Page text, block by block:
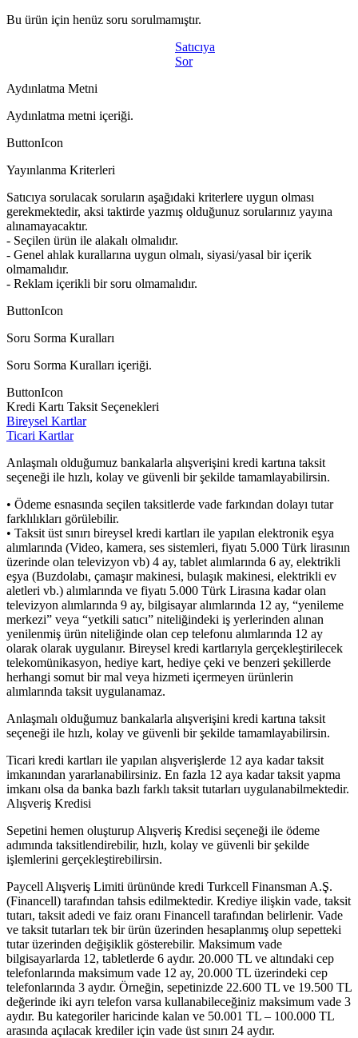
Bu ürün için henüz soru sorulmamıştır.
Satıcıya
Sor
Aydınlatma Metni
Aydınlatma metni içeriği.
ButtonIcon
Yayınlanma Kriterleri
Satıcıya sorulacak soruların aşağıdaki kriterlere uygun olması
gerekmektedir, aksi taktirde yazmış olduğunuz sorularınız yayına
alınamayacaktır.
- Seçilen ürün ile alakalı olmalıdır.
- Genel ahlak kurallarına uygun olmalı, siyasi/yasal bir içerik
olmamalıdır.
- Reklam içerikli bir soru olmamalıdır.
ButtonIcon
Soru Sorma Kuralları
Soru Sorma Kuralları içeriği.
ButtonIcon
Kredi Kartı Taksit Seçenekleri
Bireysel Kartlar
Ticari Kartlar
Anlaşmalı olduğumuz bankalarla alışverişini kredi kartına taksit
seçeneği ile hızlı, kolay ve güvenli bir şekilde tamamlayabilirsin.
• Ödeme esnasında seçilen taksitlerde vade farkından dolayı tutar
farklılıkları görülebilir.
• Taksit üst sınırı bireysel kredi kartları ile yapılan elektronik eşya
alımlarında (Video, kamera, ses sistemleri, fiyatı 5.000 Türk lirasının
üzerinde olan televizyon vb) 4 ay, tablet alımlarında 6 ay, elektrikli
eşya (Buzdolabı, çamaşır makinesi, bulaşık makinesi, elektrikli ev
aletleri vb.) alımlarında ve fiyatı 5.000 Türk Lirasına kadar olan
televizyon alımlarında 9 ay, bilgisayar alımlarında 12 ay, “yenileme
merkezi” veya “yetkili satıcı” niteliğindeki iş yerlerinden alınan
yenilenmiş ürün niteliğinde olan cep telefonu alımlarında 12 ay
olarak olarak uygulanır. Bireysel kredi kartlarıyla gerçekleştirilecek
telekomünikasyon, hediye kart, hediye çeki ve benzeri şekillerde
herhangi somut bir mal veya hizmeti içermeyen ürünlerin
alımlarında taksit uygulanamaz.
Anlaşmalı olduğumuz bankalarla alışverişini kredi kartına taksit
seçeneği ile hızlı, kolay ve güvenli bir şekilde tamamlayabilirsin.
Ticari kredi kartları ile yapılan alışverişlerde 12 aya kadar taksit
imkanından yararlanabilirsiniz. En fazla 12 aya kadar taksit yapma
imkanı olsa da banka bazlı farklı taksit tutarları uygulanabilmektedir.
Alışveriş Kredisi
Sepetini hemen oluşturup Alışveriş Kredisi seçeneği ile ödeme
adımında taksitlendirebilir, hızlı, kolay ve güvenli bir şekilde
işlemlerini gerçekleştirebilirsin.
Paycell Alışveriş Limiti ürününde kredi Turkcell Finansman A.Ş.
(Financell) tarafından tahsis edilmektedir. Krediye ilişkin vade, taksit
tutarı, taksit adedi ve faiz oranı Financell tarafından belirlenir. Vade
ve taksit tutarları tek bir ürün üzerinden hesaplanmış olup sepetteki
tutar üzerinden değişiklik gösterebilir. Maksimum vade
bilgisayarlarda 12, tabletlerde 6 aydır. 20.000 TL ve altındaki cep
telefonlarında maksimum vade 12 ay, 20.000 TL üzerindeki cep
telefonlarında 3 aydır. Örneğin, sepetinizde 22.600 TL ve 19.500 TL
değerinde iki ayrı telefon varsa kullanabileceğiniz maksimum vade 3
aydır. Bu kategoriler haricinde kalan ve 50.001 TL – 100.000 TL
arasında açılacak krediler için vade üst sınırı 24 aydır.